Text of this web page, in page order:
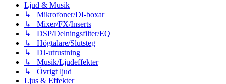
Ljud & Musik
↳ Mikrofoner/DI-boxar
↳ Mixer/FX/Inserts
↳ DSP/Delningsfilter/EQ
↳ Högtalare/Slutsteg
↳ DJ-utrustning
↳ Musik/Ljudeffekter
↳ Övrigt ljud
Ljus & Effekter